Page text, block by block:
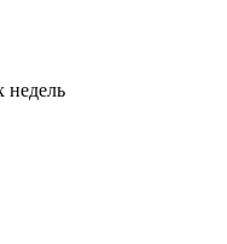
недель